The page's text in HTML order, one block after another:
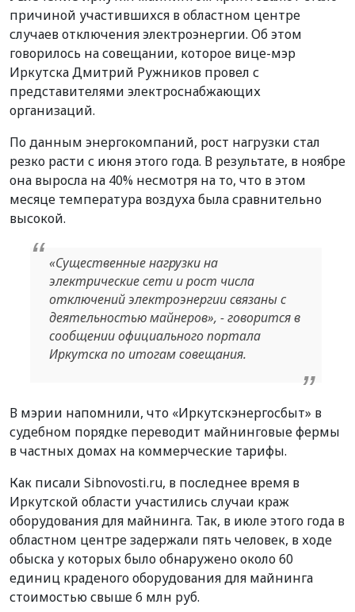
причиной участившихся в областном центре
случаев отключения электроэнергии. Об этом
говорилось на совещании, которое вице-мэр
Иркутска Дмитрий Ружников провел с
представителями электроснабжающих
организаций.
По данным энергокомпаний, рост нагрузки стал
резко расти с июня этого года. В результате, в ноябре
она выросла на 40% несмотря на то, что в этом
месяце температура воздуха была сравнительно
высокой.
«Существенные нагрузки на
электрические сети и рост числа
отключений электроэнергии связаны с
деятельностью майнеров», - говорится в
сообщении официального портала
Иркутска по итогам совещания.
В мэрии напомнили, что «Иркутскэнергосбыт» в
судебном порядке переводит майнинговые фермы
в частных домах на коммерческие тарифы.
Как писали Sibnovosti.ru, в последнее время в
Иркутской области участились случаи краж
оборудования для майнинга. Так, в июле этого года в
областном центре задержали пять человек, в ходе
обыска у которых было обнаружено около 60
единиц краденого оборудования для майнинга
стоимостью свыше 6 млн руб.